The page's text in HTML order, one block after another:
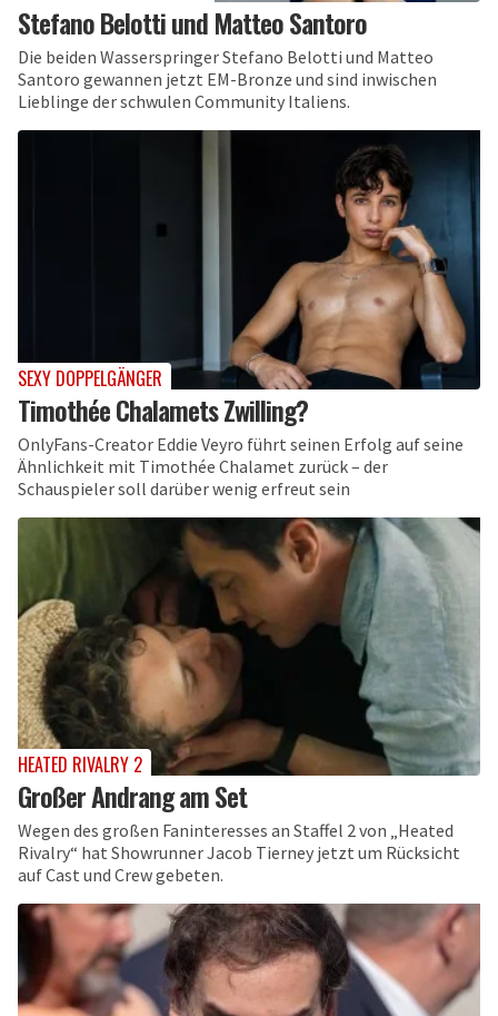
Stefano Belotti und Matteo Santoro
Die beiden Wasserspringer Stefano Belotti und Matteo
Santoro gewannen jetzt EM-Bronze und sind inwischen
Lieblinge der schwulen Community Italiens.
SEXY DOPPELGÄNGER
Timothée Chalamets Zwilling?
OnlyFans-Creator Eddie Veyro führt seinen Erfolg auf seine
Ähnlichkeit mit Timothée Chalamet zurück – der
Schauspieler soll darüber wenig erfreut sein
HEATED RIVALRY 2
Großer Andrang am Set
Wegen des großen Faninteresses an Staffel 2 von „Heated
Rivalry“ hat Showrunner Jacob Tierney jetzt um Rücksicht
auf Cast und Crew gebeten.